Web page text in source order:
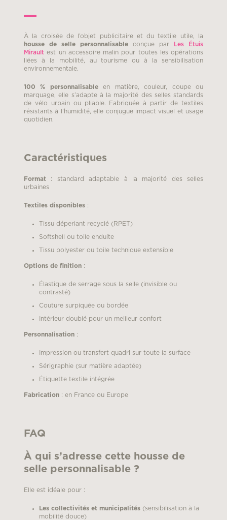
À la croisée de l’objet publicitaire et du textile utile, la
housse de selle personnalisable conçue par
Les Étuis
Mirault est un accessoire malin pour toutes les opérations
liées à la mobilité, au tourisme ou à la sensibilisation
environnementale.
100 % personnalisableen matière, couleur, coupe ou
marquage, elle s’adapte à la majorité des selles standards
de vélo urbain ou pliable. Fabriquée à partir de textiles
résistants à l’humidité, elle conjugue impact visuel et usage
quotidien.
Caractéristiques
Format : standard adaptable à la majorité des selles
urbaines
Textiles disponibles :
Tissu déperlant recyclé (RPET)
Softshell ou toile enduite
Tissu polyester ou toile technique extensible
Options de finition :
Élastique de serrage sous la selle (invisible ou
contrasté)
Couture surpiquée ou bordée
Intérieur doublé pour un meilleur confort
Personnalisation :
Impression ou transfert quadri sur toute la surface
Sérigraphie (sur matière adaptée)
Étiquette textile intégrée
Fabrication : en France ou Europe
FAQ
À qui s’adresse cette housse de
selle personnalisable ?
Elle est idéale pour :
Les collectivités et municipalités (sensibilisation à la
mobilité douce)